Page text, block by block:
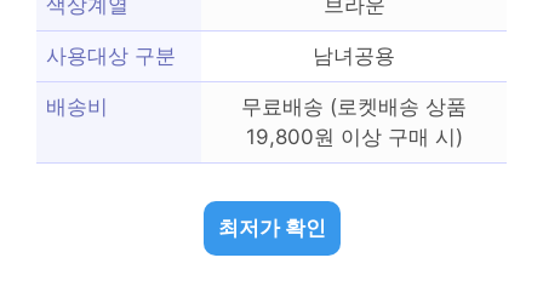
색상계열 브라운
사용대상 구분 남녀공용
배송비
무료배송 (로켓배송 상품
19,800원 이상 구매 시)
최저가 확인